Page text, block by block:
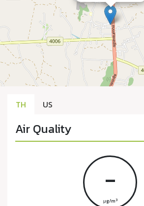
TH US
Air Quality
-
μg/m3